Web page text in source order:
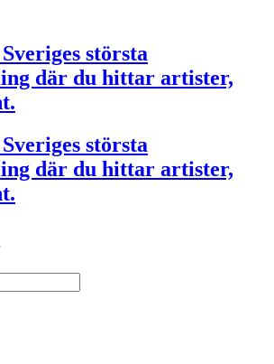
största
där du hittar artister,
största
där du hittar artister,